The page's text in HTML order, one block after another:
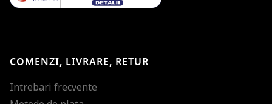
COMENZI, LIVRARE, RETUR
Intrebari frecvente